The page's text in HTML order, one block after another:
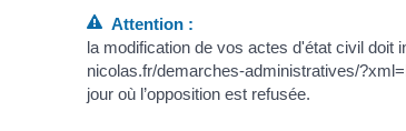
Attention :
la modification de vos actes d'état civil doit
nicolas.fr/demarches-administratives/
jour où l’opposition est refusée.